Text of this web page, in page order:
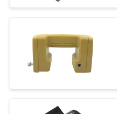
ΓΎΡΟΣ
ΕΡΓΟΣΤΑΣΊΩΝ
ΠΟΙΟΤΙΚΌΣ
Μίνι
ερευνών